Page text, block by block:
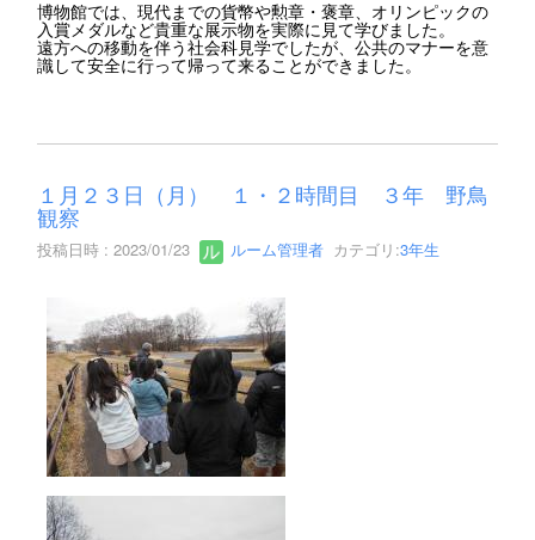
博物館では、現代までの貨幣や勲章・褒章、オリンピックの
入賞メダルなど貴重な展示物を実際に見て学びました。
遠方への移動を伴う社会科見学でしたが、公共のマナーを意
識して安全に行って帰って来ることができました。
１月２３日（月） １・２時間目 ３年 野鳥
観察
投稿日時 : 2023/01/23 ルーム管理者 カテゴリ:3年生